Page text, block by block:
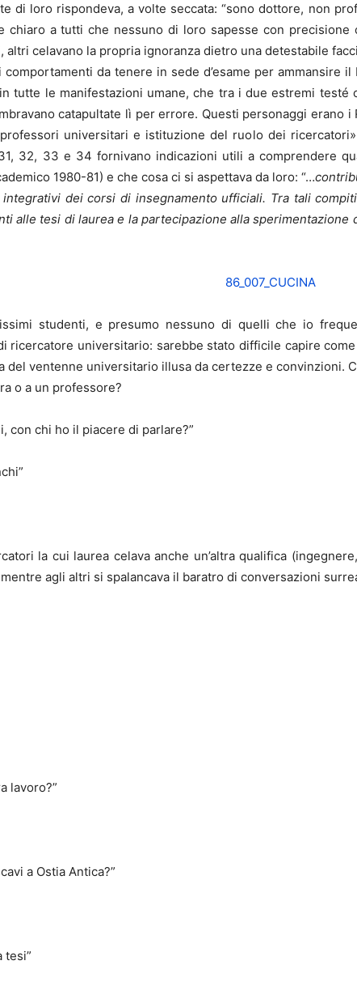
di loro rispondeva, a volte seccata: “sono dottore, non
chiaro a tutti che nessuno di loro sapesse con
celavano la propria ignoranza dietro una detestabile
da tenere in sede d’esame per ammansire
tutte le manifestazioni umane, che tra i due estremi
catapultate lì per errore. Questi personaggi erano
universitari e istituzione del ruolo dei
32, 33 e 34 fornivano indicazioni utili a comprendere
1980-81) e che cosa ci si aspettava da loro: “…
dei corsi di insegnamento ufficiali. Tra tali
alle tesi di laurea e la partecipazione alla
studenti, e presumo nessuno di quelli che io
ricercatore universitario: sarebbe stato difficile capire
del ventenne universitario illusa da certezze e convinzioni.
o a un professore?
con chi ho il piacere di parlare?”
la cui laurea celava anche un’altra qualifica
agli altri si spalancava il baratro di conversazioni
lavoro?”
a Ostia Antica?”
tesi”